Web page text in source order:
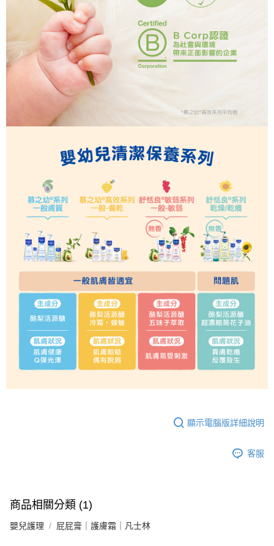
顯示電腦版詳細說明
客服
商品相關分類 (1)
嬰兒護理 屁屁膏｜護膚霜｜凡士林